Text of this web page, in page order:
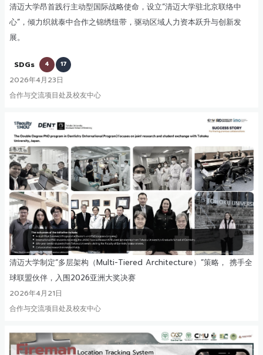
清迈大学昂首践行主动型国际战略使命，设立“清迈大学驻北京联络中
心”，倾力织就泰中合作之锦绣纽带，驱动区域人力资本跃升与创新发
展。
SDGs 4 17
2026年4月23日
合作与交流项目处及校友中心
清迈大学制定“多层架构（Multi-Tiered Architecture）”策略， 携手全
球联盟伙伴，入围2026亚洲大奖决赛
2026年4月21日
合作与交流项目处及校友中心